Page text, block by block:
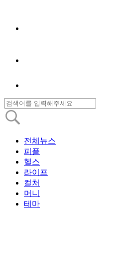
전체뉴스
피플
헬스
라이프
컬처
머니
테마